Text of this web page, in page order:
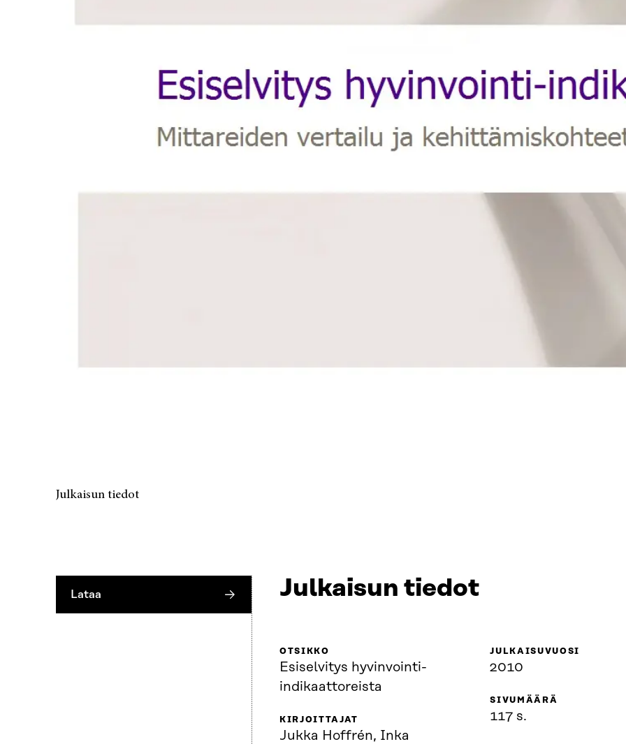
Julkaisun tiedot
Lataa Julkaisun tiedot
OTSIKKO
Esiselvitys hyvinvointi-
indikaattoreista
KIRJOITTAJAT
Jukka Hoffrén, Inka
JULKAISUVUOSI
2010
SIVUMÄÄRÄ
117 s.